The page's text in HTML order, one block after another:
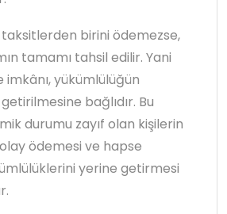
birini ödemezse,
tamamı tahsil edilir. Yani
yükümlülüğün
bağlıdır. Bu
durumu zayıf olan kişilerin
ödemesi ve hapse
yerine getirmesi